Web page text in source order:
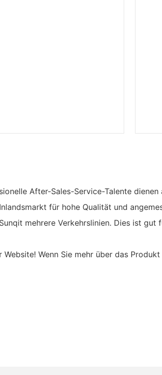
After-Sales-Service-Talente
für hohe Qualität und
mehrere Verkehrslinien. Dies ist
Wenn Sie mehr über das